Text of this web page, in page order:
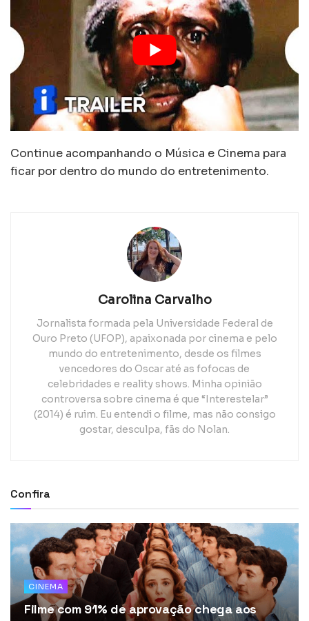
Continue acompanhando o Música e Cinema para
ficar por dentro do mundo do entretenimento.
Carolina Carvalho
Jornalista formada pela Universidade Federal de
Ouro Preto (UFOP), apaixonada por cinema e pelo
mundo do entretenimento, desde os filmes
vencedores do Oscar até as fofocas de
celebridades e reality shows. Minha opinião
controversa sobre cinema é que “Interestelar”
(2014) é ruim. Eu entendi o filme, mas não consigo
gostar, desculpa, fãs do Nolan.
Confira
CINEMA
Filme com 91% de aprovação chega aos